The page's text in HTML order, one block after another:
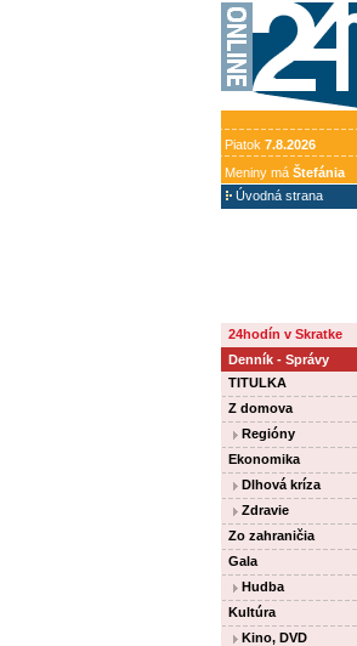
Piatok 7.8.2026
Meniny má Štefánia
Úvodná strana
24hodín v Skratke
Denník - Správy
TITULKA
Z domova
Regióny
Ekonomika
Dlhová kríza
Zdravie
Zo zahraničia
Gala
Hudba
Kultúra
Kino, DVD